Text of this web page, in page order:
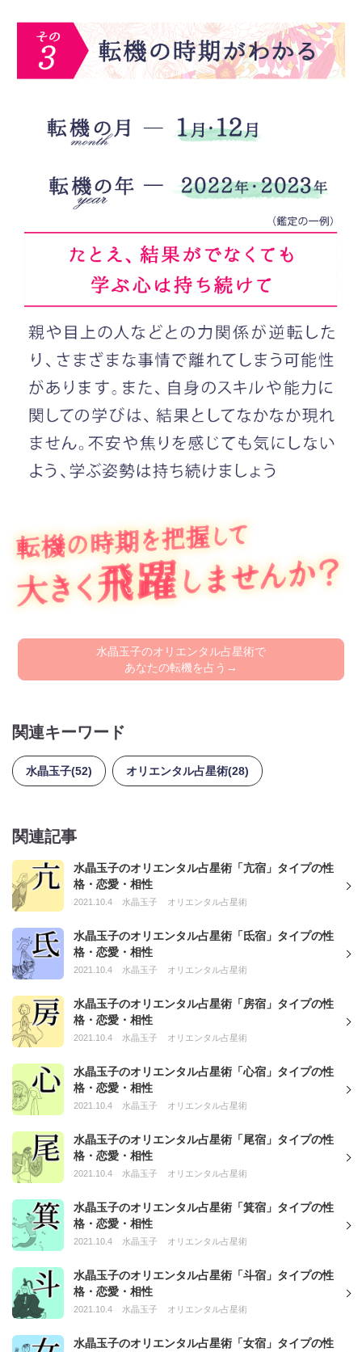
水晶玉子のオリエンタル占星術で
あなたの転機を占う→
関連キーワード
水晶玉子(52) オリエンタル占星術(28)
関連記事
水晶玉子のオリエンタル占星術「亢宿」タイプの性
格・恋愛・相性
2021.10.4 水晶玉子 オリエンタル占星術
水晶玉子のオリエンタル占星術「氐宿」タイプの性
格・恋愛・相性
2021.10.4 水晶玉子 オリエンタル占星術
水晶玉子のオリエンタル占星術「房宿」タイプの性
格・恋愛・相性
2021.10.4 水晶玉子 オリエンタル占星術
水晶玉子のオリエンタル占星術「心宿」タイプの性
格・恋愛・相性
2021.10.4 水晶玉子 オリエンタル占星術
水晶玉子のオリエンタル占星術「尾宿」タイプの性
格・恋愛・相性
2021.10.4 水晶玉子 オリエンタル占星術
水晶玉子のオリエンタル占星術「箕宿」タイプの性
格・恋愛・相性
2021.10.4 水晶玉子 オリエンタル占星術
水晶玉子のオリエンタル占星術「斗宿」タイプの性
格・恋愛・相性
2021.10.4 水晶玉子 オリエンタル占星術
水晶玉子のオリエンタル占星術「女宿」タイプの性